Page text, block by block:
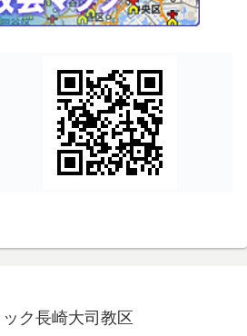
ク長崎大司教区